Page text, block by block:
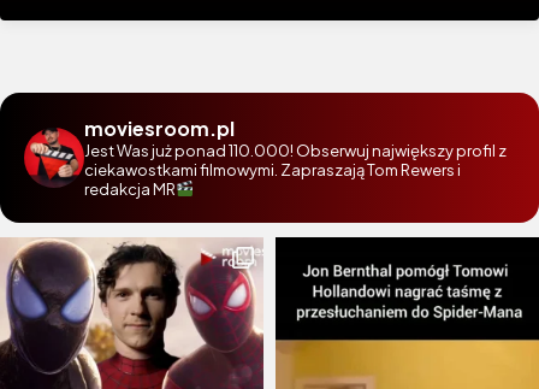
moviesroom.pl
Jest Was już ponad 110.000! Obserwuj największy profil z
ciekawostkami filmowymi. Zapraszają Tom Rewers i
redakcja MR